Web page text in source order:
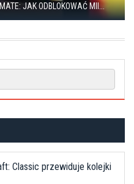
JAK ODBLOKOWAĆ MII...
Classic przewiduje kolejki